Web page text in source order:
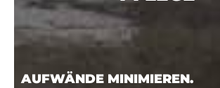
AUFWÄNDE MINIMIEREN.